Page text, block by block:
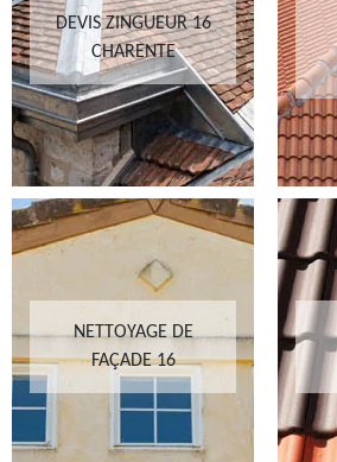
DEVIS ZINGUEUR 16
CHARENTE
NETTOYAGE DE
FAÇADE 16